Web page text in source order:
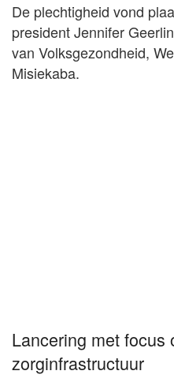
De plechtigheid vond
president Jennifer
van Volksgezondheid,
Misiekaba.
Lancering met focus
zorginfrastructuur